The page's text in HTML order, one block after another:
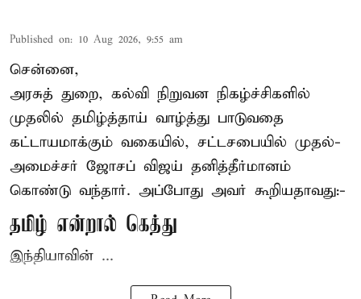
Published on: 10 Aug 2026, 9:55 am
சென்னை,
அரசுத் துறை, கல்வி நிறுவன நிகழ்ச்சிகளில்
முதலில் தமிழ்த்தாய் வாழ்த்து பாடுவதை
கட்டாயமாக்கும் வகையில், சட்டசபையில் முதல்-
அமைச்சர் ஜோசப் விஜய் தனித்தீர்மானம்
கொண்டு வந்தார். அப்போது அவர் கூறியதாவது:-
தமிழ் என்றால் கெத்து
இந்தியாவின் ...